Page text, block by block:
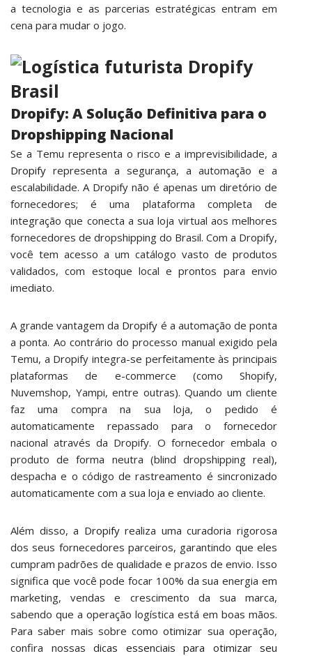
a tecnologia e as parcerias estratégicas entram em
cena para mudar o jogo.
Dropify: A Solução Definitiva para o
Dropshipping Nacional
Se a Temu representa o risco e a imprevisibilidade, a
Dropify representa a segurança, a automação e a
escalabilidade. A Dropify não é apenas um diretório de
fornecedores; é uma plataforma completa de
integração que conecta a sua loja virtual aos melhores
fornecedores de dropshipping do Brasil. Com a Dropify,
você tem acesso a um catálogo vasto de produtos
validados, com estoque local e prontos para envio
imediato.
A grande vantagem da Dropify é a automação de ponta
a ponta. Ao contrário do processo manual exigido pela
Temu, a Dropify integra-se perfeitamente às principais
plataformas de e-commerce (como Shopify,
Nuvemshop, Yampi, entre outras). Quando um cliente
faz uma compra na sua loja, o pedido é
automaticamente repassado para o fornecedor
nacional através da Dropify. O fornecedor embala o
produto de forma neutra (blind dropshipping real),
despacha e o código de rastreamento é sincronizado
automaticamente com a sua loja e enviado ao cliente.
Além disso, a Dropifyrealiza uma curadoria rigorosa
dos seus fornecedores parceiros, garantindo que eles
cumpram padrões de qualidade e prazos de envio. Isso
significa que você pode focar 100% da sua energia em
marketing, vendas e crescimento da sua marca,
sabendo que a operação logística está em boas mãos.
Para saber mais sobre como otimizar sua operação,
confira nossas dicas essenciais para otimizar seu